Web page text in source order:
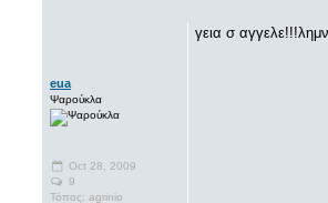
eua
Ψαρούκλα
Oct 28, 2009
9
Τόπος: agrinio
γεια σ